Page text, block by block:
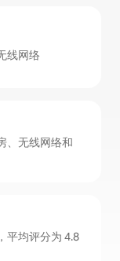
线网络
、无线网络和
平均评分为 4.8